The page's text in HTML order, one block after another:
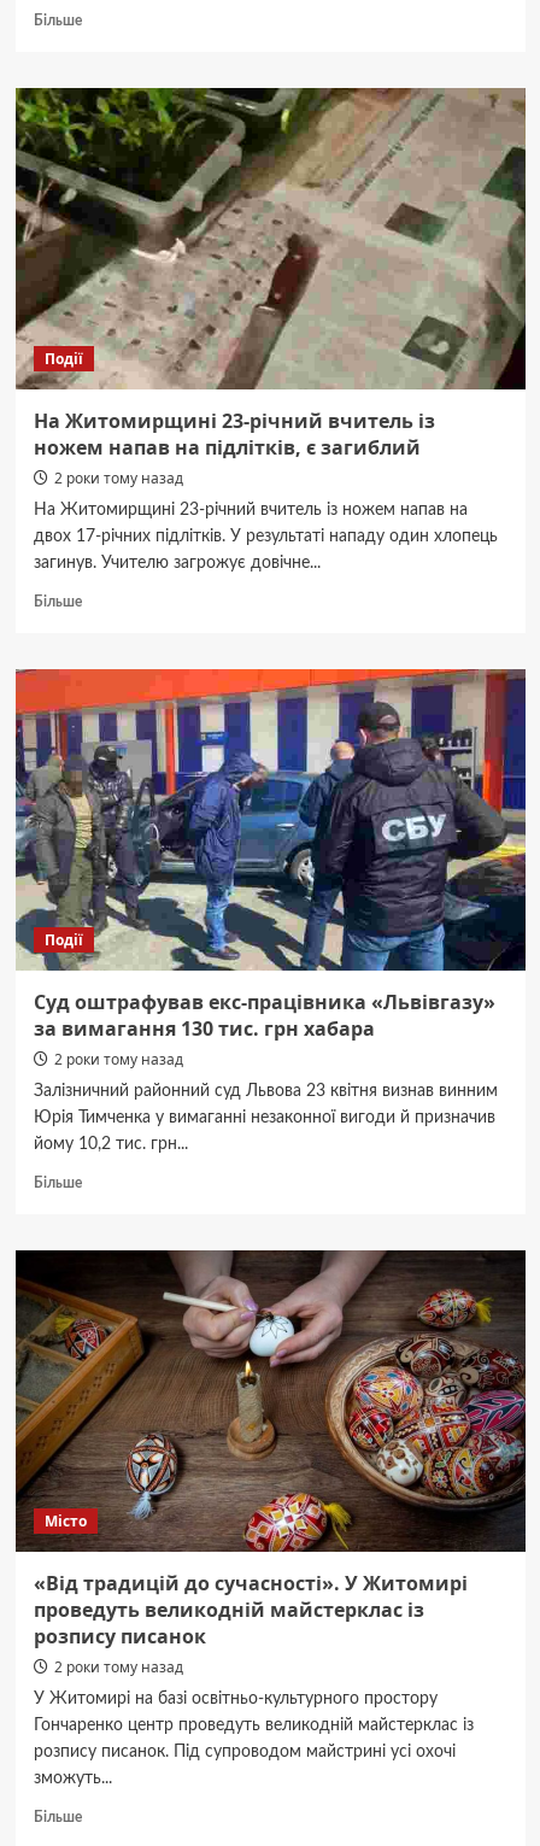
БільшеДокладніше
жителів
Житомира
викрили
на
контрабанді
наркотиків
з
Канади
до
України
Події
На Житомирщині 23-річний вчитель із
ножем напав на підлітків, є загиблий
2 роки тому назад
На Житомирщині 23-річний вчитель із ножем напав на
двох 17-річних підлітків. У результаті нападу один хлопець
загинув. Учителю загрожує довічне...
БільшеДокладніше
Житомирщині
річний
вчитель
із
ножем
напав
на
підлітків,
є
загиблий
Події
Суд оштрафував екс-працівника «Львівгазу»
за вимагання 130 тис. грн хабара
2 роки тому назад
Залізничний районний суд Львова 23 квітня визнав винним
Юрія Тимченка у вимаганні незаконної вигоди й призначив
йому 10,2 тис. грн...
БільшеДокладніше
оштрафував
«Львівгазу»
за
вимагання
130
тис.
грн
хабара
Місто
«Від традицій до сучасності». У Житомирі
проведуть великодній майстерклас із
розпису писанок
2 роки тому назад
У Житомирі на базі освітньо-культурного простору
Гончаренко центр проведуть великодній майстерклас із
розпису писанок. Під супроводом майстрині усі охочі
зможуть...
БільшеДокладніше